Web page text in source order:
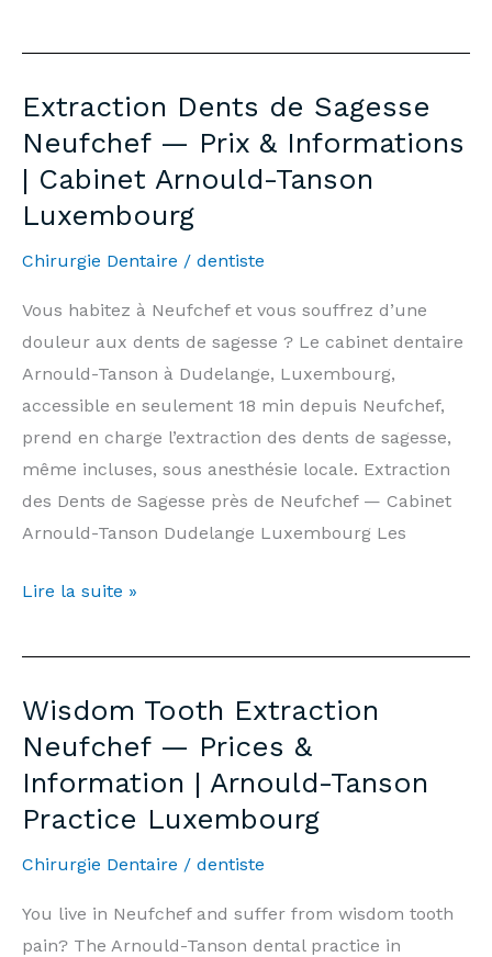
Neufchef
Price
€500
Information
Arnould-
Tanson
Practice
Luxembourg
Extraction Dents de Sagesse
Neufchef — Prix & Informations
| Cabinet Arnould-Tanson
Luxembourg
Chirurgie Dentaire / dentiste
Vous habitez à Neufchef et vous souffrez d’une
douleur aux dents de sagesse ? Le cabinet dentaire
Arnould-Tanson à Dudelange, Luxembourg,
accessible en seulement 18 min depuis Neufchef,
prend en charge l’extraction des dents de sagesse,
même incluses, sous anesthésie locale. Extraction
des Dents de Sagesse près de Neufchef — Cabinet
Arnould-Tanson Dudelange Luxembourg Les
Extraction
de
Neufchef
—
Prix
&
Cabinet
Arnould-
Lire la suite »
Wisdom Tooth Extraction
Neufchef — Prices &
Information | Arnould-Tanson
Practice Luxembourg
Chirurgie Dentaire / dentiste
You live in Neufchef and suffer from wisdom tooth
pain? The Arnould-Tanson dental practice in